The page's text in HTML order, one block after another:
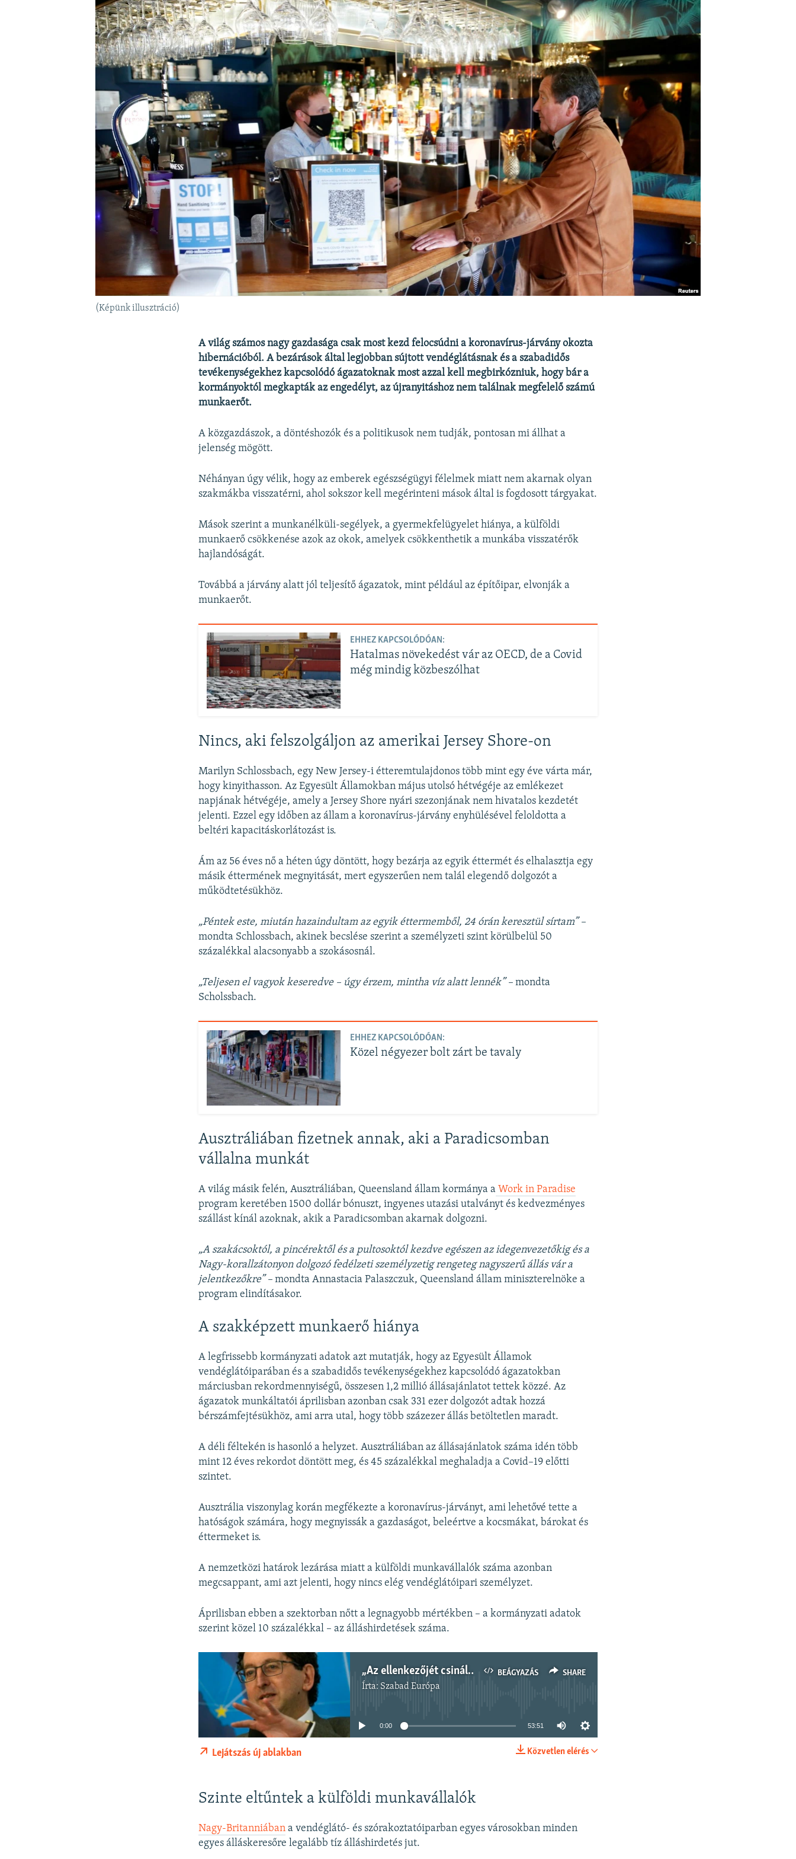
A MÚLT TANULSÁGAI
(Képünk illusztráció)
A világ számos nagy gazdasága csak most kezd felocsúdni a koronavírus-járvány okozta
hibernációból. A bezárások által legjobban sújtott vendéglátásnak és a szabadidős
tevékenységekhez kapcsolódó ágazatoknak most azzal kell megbirkózniuk, hogy bár a
kormányoktól megkapták az engedélyt, az újranyitáshoz nem találnak megfelelő számú
munkaerőt.
A közgazdászok, a döntéshozók és a politikusok nem tudják, pontosan mi állhat a
jelenség mögött.
Néhányan úgy vélik, hogy az emberek egészségügyi félelmek miatt nem akarnak olyan
szakmákba visszatérni, ahol sokszor kell megérinteni mások által is fogdosott tárgyakat.
Mások szerint a munkanélküli-segélyek, a gyermekfelügyelet hiánya, a külföldi
munkaerő csökkenése azok az okok, amelyek csökkenthetik a munkába visszatérők
hajlandóságát.
Továbbá a járvány alatt jól teljesítő ágazatok, mint például az építőipar, elvonják a
munkaerőt.
EHHEZ KAPCSOLÓDÓAN:
Hatalmas növekedést vár az OECD, de a Covid
még mindig közbeszólhat
Nincs, aki felszolgáljon az amerikai Jersey Shore-on
Marilyn Schlossbach, egy New Jersey-i étteremtulajdonos több mint egy éve várta már,
hogy kinyithasson. Az Egyesült Államokban május utolsó hétvégéje az emlékezet
napjának hétvégéje, amely a Jersey Shore nyári szezonjának nem hivatalos kezdetét
jelenti. Ezzel egy időben az állam a koronavírus-járvány enyhülésével feloldotta a
beltéri kapacitáskorlátozást is.
Ám az 56 éves nő a héten úgy döntött, hogy bezárja az egyik éttermét és elhalasztja egy
másik éttermének megnyitását, mert egyszerűen nem talál elegendő dolgozót a
működtetésükhöz.
„Péntek este, miután hazaindultam az egyik éttermemből, 24 órán keresztül sírtam” –
mondta Schlossbach, akinek becslése szerint a személyzeti szint körülbelül 50
százalékkal alacsonyabb a szokásosnál.
„Teljesen el vagyok keseredve – úgy érzem, mintha víz alatt lennék” –mondta
Scholssbach.
EHHEZ KAPCSOLÓDÓAN:
Közel négyezer bolt zárt be tavaly
Ausztráliában fizetnek annak, aki a Paradicsomban
vállalna munkát
A világ másik felén, Ausztráliában, Queensland állam kormánya a Work in Paradise
program keretében 1500 dollár bónuszt, ingyenes utazási utalványt és kedvezményes
szállást kínál azoknak, akik a Paradicsomban akarnak dolgozni.
„A szakácsoktól, a pincérektől és a pultosoktól kezdve egészen az idegenvezetőkig és a
Nagy-korallzátonyon dolgozó fedélzeti személyzetig rengeteg nagyszerű állás vár a
jelentkezőkre” –mondta Annastacia Palaszczuk, Queensland állam miniszterelnöke a
program elindításakor.
A szakképzett munkaerő hiánya
A legfrissebb kormányzati adatok azt mutatják, hogy az Egyesült Államok
vendéglátóiparában és a szabadidős tevékenységekhez kapcsolódó ágazatokban
márciusban rekordmennyiségű, összesen 1,2 millió állásajánlatot tettek közzé. Az
ágazatok munkáltatói áprilisban azonban csak 331 ezer dolgozót adtak hozzá
bérszámfejtésükhöz, ami arra utal, hogy több százezer állás betöltetlen maradt.
A déli féltekén is hasonló a helyzet. Ausztráliában az állásajánlatok száma idén több
mint 12 éves rekordot döntött meg, és 45 százalékkal meghaladja a Covid–19 előtti
szintet.
Ausztrália viszonylag korán megfékezte a koronavírus-járványt, ami lehetővé tette a
hatóságok számára, hogy megnyissák a gazdaságot, beleértve a kocsmákat, bárokat és
éttermeket is.
A nemzetközi határok lezárása miatt a külföldi munkavállalók száma azonban
megcsappant, ami azt jelenti, hogy nincs elég vendéglátóipari személyzet.
Áprilisban ebben a szektorban nőtt a legnagyobb mértékben – a kormányzati adatok
szerint közel 10 százalékkal – az álláshirdetések száma.
BEÁGYAZÁS SHARE
„Az ellenkezőjét csinálja annak, amit a józan ész tanácsolna” – Csaba László közgazdász a gazdaságról - Élet a NER-ben 4. rész
Írta: Szabad Európa
Jelenleg nincs elérhető tartalom
0:00 53:51
Közvetlen elérés
Lejátszás új ablakban
Szinte eltűntek a külföldi munkavállalók
Nagy-Britanniában a vendéglátó- és szórakoztatóiparban egyes városokban minden
egyes álláskeresőre legalább tíz álláshirdetés jut.